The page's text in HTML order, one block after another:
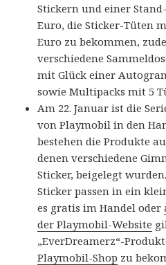
Stickern und einer
Euro, die Sticker-Tüten
Euro zu bekommen,
verschiedene
mit Glück einer
sowie Multipacks mit 5
Am 22. Januar ist die
von Playmobil in den
bestehen die Produkte
denen verschiedene
Sticker, beigelegt
Sticker passen in ein
es gratis im Handel oder
der Playmobil-Website
„EverDreamerz“-
Playmobil-Shop zu